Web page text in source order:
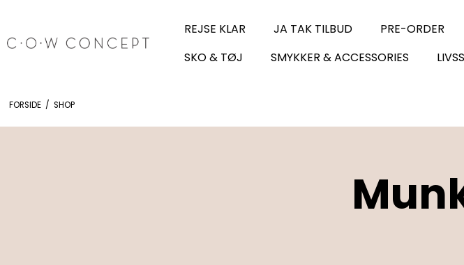
REJSE KLAR JA TAK TILBUD PRE-ORDER
SKO & TØJ
SMYKKER & ACCESSORIES
FORSIDE / SHOP